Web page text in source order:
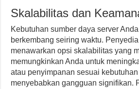
Skalabilitas dan
Kebutuhan sumber daya server
berkembang seiring waktu.
menawarkan opsi skalabilitas yang
memungkinkan Anda untuk
atau penyimpanan sesuai
menyebabkan gangguan signifikan.